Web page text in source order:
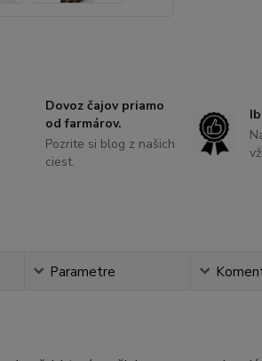
Dovoz čajov priamo
od farmárov.
Pozrite si blog z našich
ciest.
Parametre